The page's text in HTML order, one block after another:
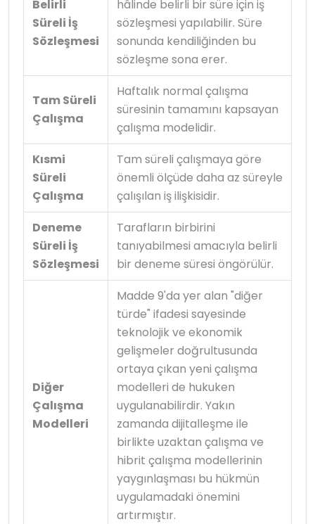
Belirli
Süreli İş
Sözleşmesi
hâlinde belirli bir süre için iş
sözleşmesi yapılabilir. Süre
sonunda kendiliğinden bu
sözleşme sona erer.
Tam Süreli
Çalışma
Haftalık normal çalışma
süresinin tamamını kapsayan
çalışma modelidir.
Kısmi
Süreli
Çalışma
Tam süreli çalışmaya göre
önemli ölçüde daha az süreyle
çalışılan iş ilişkisidir.
Deneme
Süreli İş
Sözleşmesi
Tarafların birbirini
tanıyabilmesi amacıyla belirli
bir deneme süresi öngörülür.
Diğer
Çalışma
Modelleri
Madde 9'da yer alan "diğer
türde" ifadesi sayesinde
teknolojik ve ekonomik
gelişmeler doğrultusunda
ortaya çıkan yeni çalışma
modelleri de hukuken
uygulanabilirdir. Yakın
zamanda dijitalleşme ile
birlikte uzaktan çalışma ve
hibrit çalışma modellerinin
yaygınlaşması bu hükmün
uygulamadaki önemini
artırmıştır.